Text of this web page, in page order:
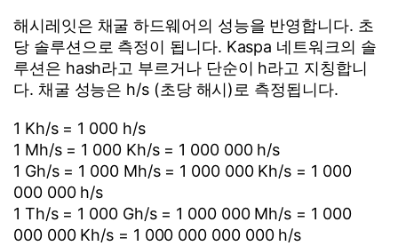
해시레잇은 채굴 하드웨어의 성능을 반영합니다. 초
당 솔루션으로 측정이 됩니다. Kaspa 네트워크의 솔
루션은 hash라고 부르거나 단순이 h라고 지칭합니
다. 채굴 성능은 h/s (초당 해시)로 측정됩니다.
1 Kh/s = 1 000 h/s
1 Mh/s = 1 000 Kh/s = 1 000 000 h/s
1 Gh/s = 1 000 Mh/s = 1 000 000 Kh/s = 1 000
000 000 h/s
1 Th/s = 1 000 Gh/s = 1 000 000 Mh/s = 1 000
000 000 Kh/s = 1 000 000 000 000 h/s